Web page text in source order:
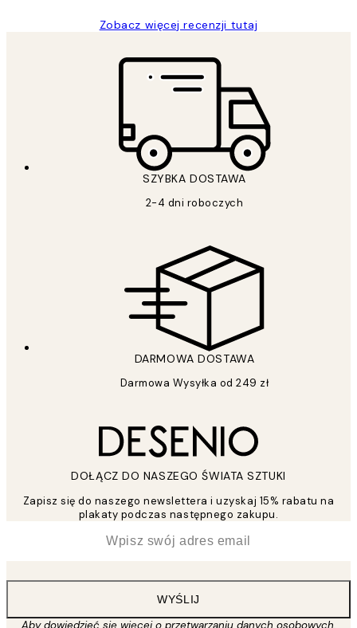
Zobacz więcej recenzji tutaj
SZYBKA DOSTAWA
2-4 dni roboczych
DARMOWA DOSTAWA
Darmowa Wysyłka od 249 zł
DOŁĄCZ DO NASZEGO ŚWIATA SZTUKI
Zapisz się do naszego newslettera i uzyskaj 15% rabatu na
plakaty podczas następnego zakupu.
WYŚLIJ
Aby dowiedzieć się więcej o przetwarzaniu danych osobowych,